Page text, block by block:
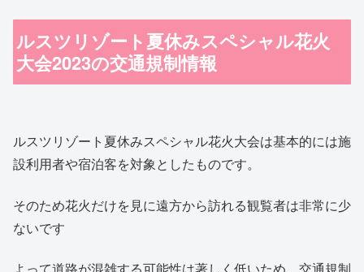
ルスツリゾート夏休みスペシャル花火
大会2023の交通規制情報
ルスツリゾート夏休みスペシャル花火大会は基本的には施
設利用者や宿泊客を対象としたものです。
そのため花火だけを見に遠方から訪れる観覧者は非常に少
ないです